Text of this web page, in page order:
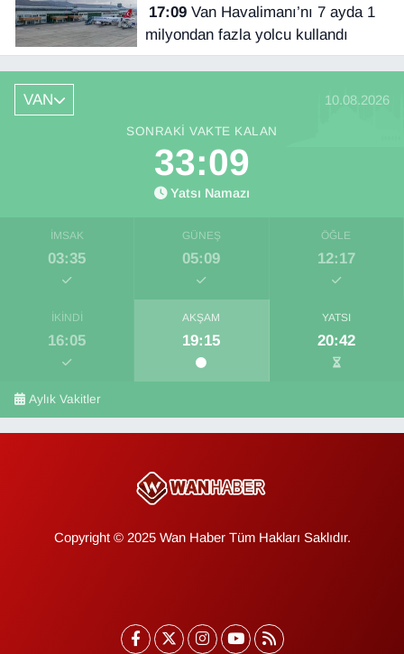
17:09Van Havalimanı’nı 7 ayda 1
milyondan fazla yolcu kullandı
VAN 10.08.2026
SONRAKI VAKTE KALAN
33:08
Yatsı Namazı
İMSAK
03:35
GÜNEŞ
05:09
ÖĞLE
12:17
İKINDI
16:05
AKŞAM
19:15
YATSI
20:42
Aylık Vakitler
Copyright © 2025 Wan Haber Tüm Hakları Saklıdır.